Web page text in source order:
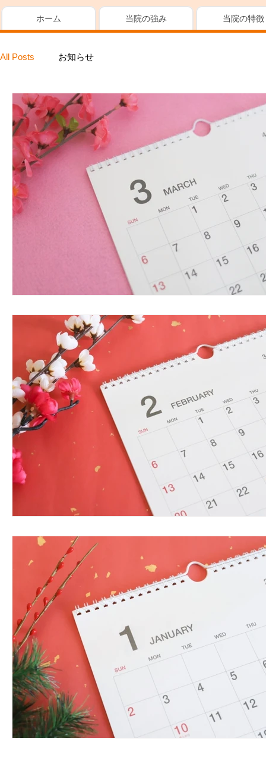
ホーム 当院の強み 当院の特徴
All Posts お知らせ